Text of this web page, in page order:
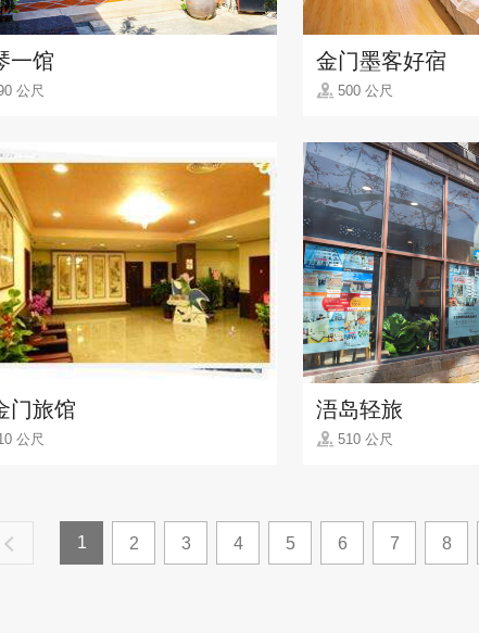
一馆
公尺
金门墨客好宿
500 公尺
门旅馆
公尺
浯岛轻旅
510 公尺
1 2 3 4 5 6 7 8